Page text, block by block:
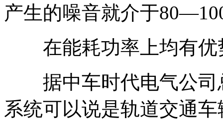
产生的噪音就介于
在能耗功率上均有优
据中车时代电气公司
系统可以说是轨道交通